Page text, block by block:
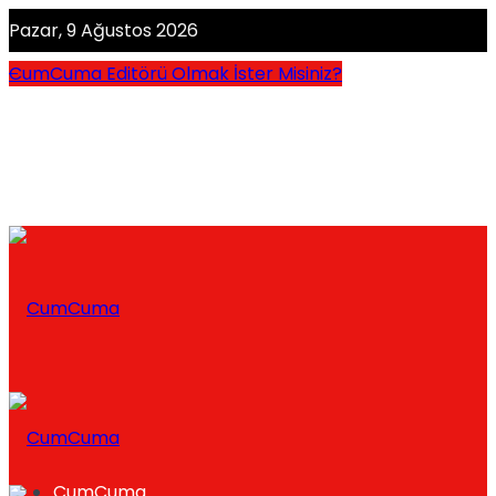
Pazar, 9 Ağustos 2026
CumCuma Editörü Olmak İster Misiniz?